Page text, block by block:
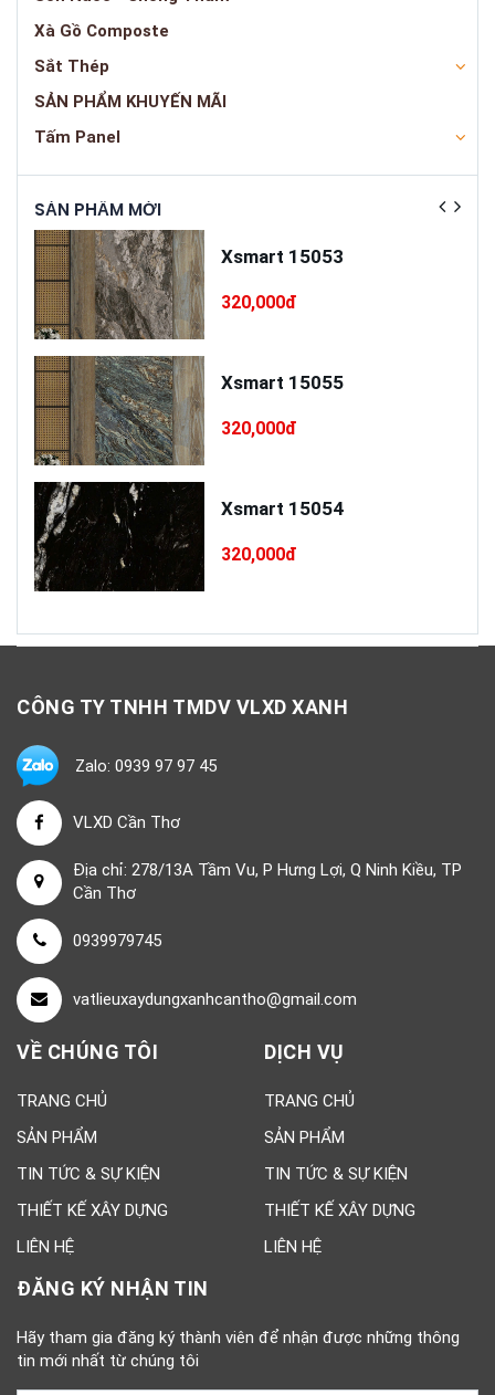
Xà Gồ Composte
Sắt Thép
SẢN PHẨM KHUYẾN MÃI
Tấm Panel
SẢN PHẨM MỚI
Xsmart 15053
320,000đ
Xsmart 15055
320,000đ
Xsmart 15054
320,000đ
CÔNG TY TNHH TMDV VLXD XANH
Zalo: 0939 97 97 45
VLXD Cần Thơ
Địa chỉ: 278/13A Tầm Vu, P Hưng Lợi, Q Ninh Kiều, TP
Cần Thơ
0939979745
vatlieuxaydungxanhcantho@gmail.com
VỀ CHÚNG TÔI
TRANG CHỦ
SẢN PHẨM
TIN TỨC & SỰ KIỆN
THIẾT KẾ XÂY DỰNG
LIÊN HỆ
DỊCH VỤ
TRANG CHỦ
SẢN PHẨM
TIN TỨC & SỰ KIỆN
THIẾT KẾ XÂY DỰNG
LIÊN HỆ
ĐĂNG KÝ NHẬN TIN
Hãy tham gia đăng ký thành viên để nhận được những thông
tin mới nhất từ chúng tôi